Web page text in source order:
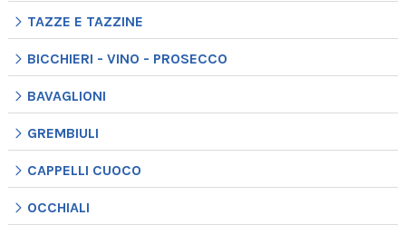
TAZZE E TAZZINE
BICCHIERI - VINO - PROSECCO
BAVAGLIONI
GREMBIULI
CAPPELLI CUOCO
OCCHIALI